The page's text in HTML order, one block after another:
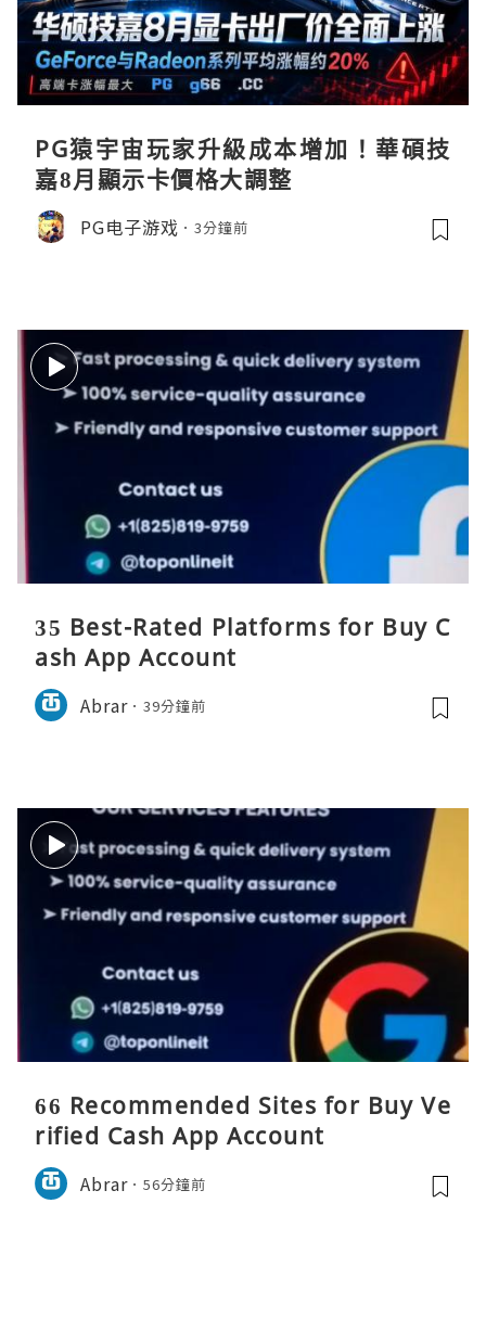
PG猿宇宙玩家升級成本增加！華碩技
嘉8月顯示卡價格大調整
PG电子游戏 3分鐘前
35 Best-Rated Platforms for Buy C
ash App Account
Abrar 39分鐘前
66 Recommended Sites for Buy Ve
rified Cash App Account
Abrar 56分鐘前